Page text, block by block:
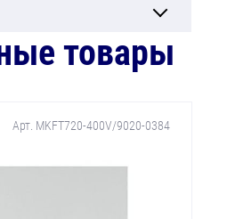
товары
Арт. MKFT720-400V/9020-0384